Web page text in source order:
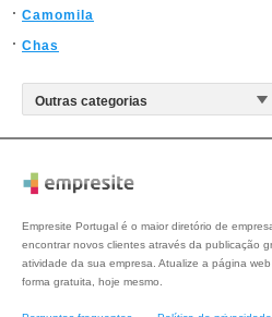
Camomila
Chas
Empresite Portugal é o maior diretório de
encontrar novos clientes através da publicação
atividade da sua empresa. Atualize a página
forma gratuita, hoje mesmo.